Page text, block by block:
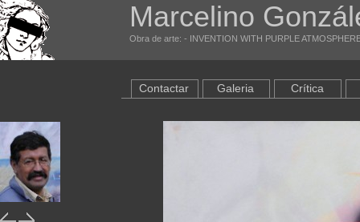
Marcelino
Obra de arte: - INVENTION WITH PURPLE
Contactar Galeria Crítica